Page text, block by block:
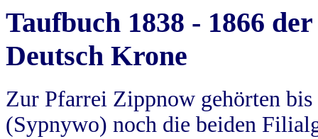
Taufbuch 1838 - 1866
Deutsch Krone
Zur Pfarrei Zippnow gehörten
(Sypnywo) noch die beiden